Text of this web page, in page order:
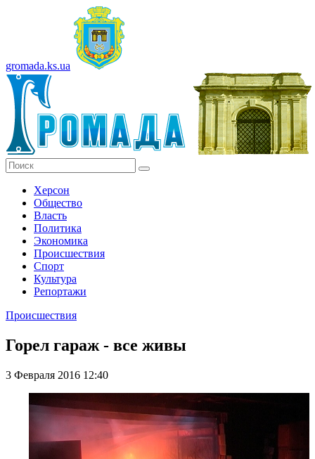
gromada.ks.ua
Херсон
Общество
Власть
Политика
Экономика
Происшествия
Спорт
Культура
Репортажи
Происшествия
Горел гараж - все живы
3 Февраля 2016 12:40